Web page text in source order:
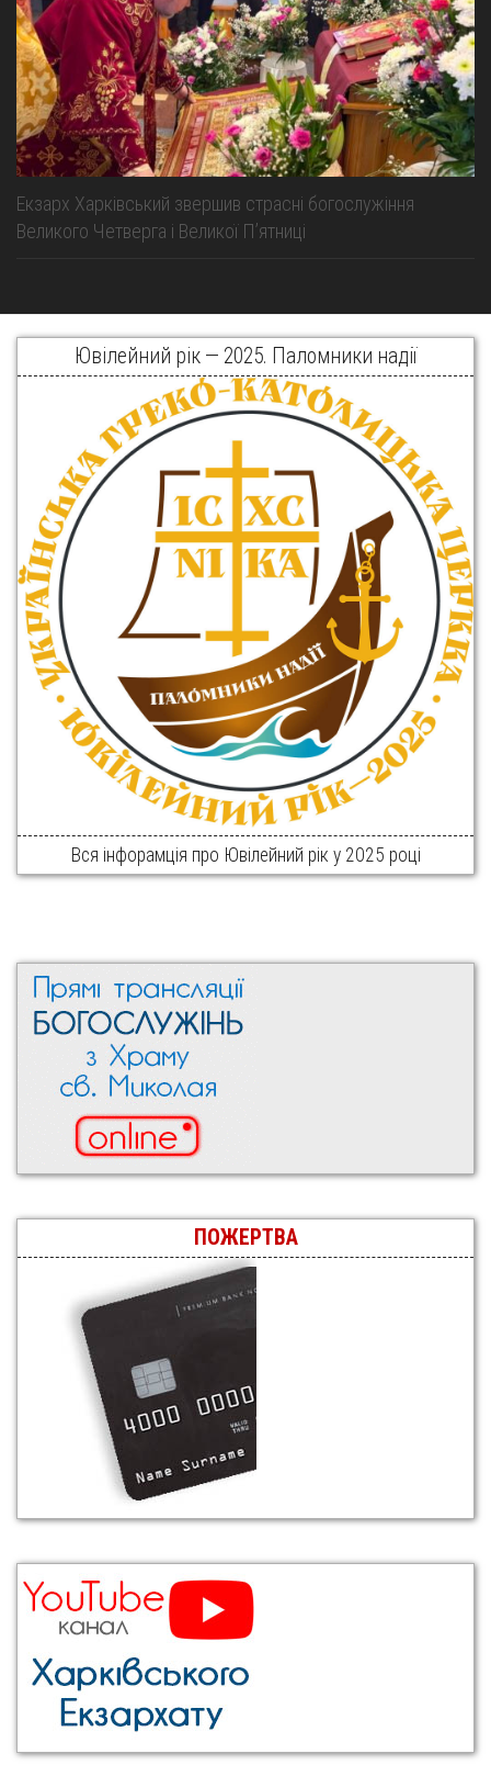
Екзарх Харківський звершив страсні богослужіння
Великого Четверга і Великої Пʼятниці
Ювілейний рік — 2025. Паломники надії
Вся інфорамція про Ювілейний рік у 2025 році
ПОЖЕРТВА